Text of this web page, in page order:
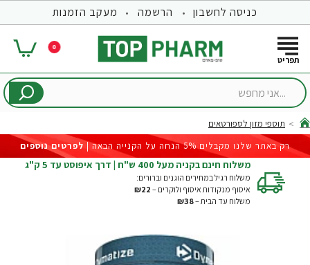
כניסה לחשבון הרשמה מעקב הזמנות
0
...אני
home
תוספי מזון לספורטאים
רק באתר שלנו מקבלים 5% הנחה על הקנייה הבאה |
לפרטים נוספים
משלוח חינם בקניה מעל 400 ש"ח | דרך איפוסט עד 5 ק"ג
משלוח רגיל במחירים הוגנים וברורים:
איסוף מנקודות איסוף ולוקרים – ₪22
משלוח עד הבית –₪38